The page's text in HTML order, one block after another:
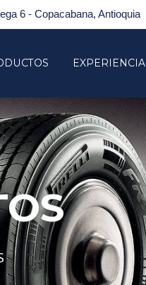
6 - Copacabana, Antioquia
EXPERIENCIA